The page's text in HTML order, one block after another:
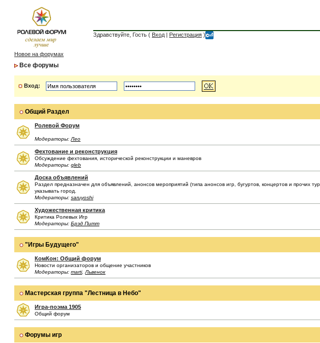
Здравствуйте, Гость ( Вход | Регистрация )
Новое на форумах
Все форумы
Вход:
Общий Раздел
Ролевой Форум
Модераторы: Лео
Фехтование и реконструкция
Обсуждение фехтования, исторической реконструкции и маневров
Модераторы: gleb
Доска объявлений
Раздел предназначен для объявлений, анонсов мероприятий (типа анонсов игр, бугуртов, концертов и прочих
указывать город.
Модераторы: saruyoshi
Художественная критика
Критика Ролевых Игр
Модераторы: Брэд Питт
"Игры Будущего"
КомКон: Общий форум
Новости организаторов и общение участников
Модераторы: marti, Львенок
Мастерская группа "Лестница в Небо"
Игра-поэма 1905
Общий форум
Форумы игр